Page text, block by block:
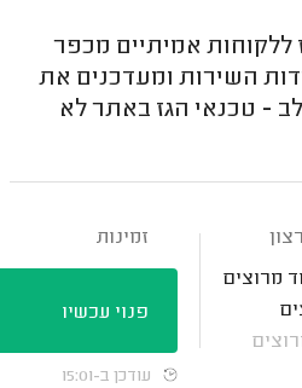
ללקוחות אמיתיים מכפר
השירות ומעדכנים את
- טכנאי הגז באתר לא
מרוצים
זמינות
פנוי עכשיו
עודכן ב-15:01